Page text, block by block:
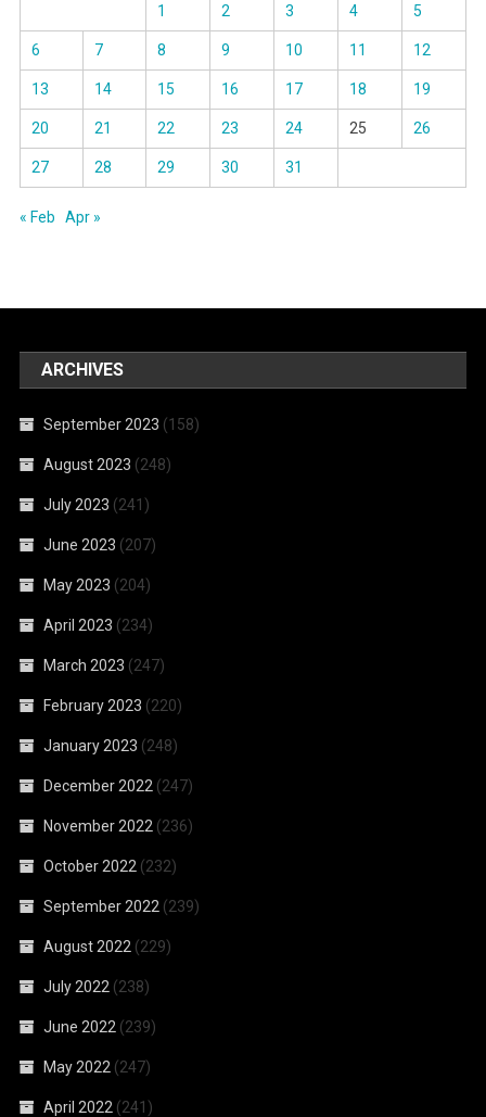
1 2 3 4 5
6 7 8 9 10 11 12
13 14 15 16 17 18 19
20 21 22 23 24 25 26
27 28 29 30 31
« Feb Apr »
ARCHIVES
September 2023 (158)
August 2023 (248)
July 2023 (241)
June 2023 (207)
May 2023 (204)
April 2023 (234)
March 2023 (247)
February 2023 (220)
January 2023 (248)
December 2022 (247)
November 2022 (236)
October 2022 (232)
September 2022 (239)
August 2022 (229)
July 2022 (238)
June 2022 (239)
May 2022 (247)
April 2022 (241)